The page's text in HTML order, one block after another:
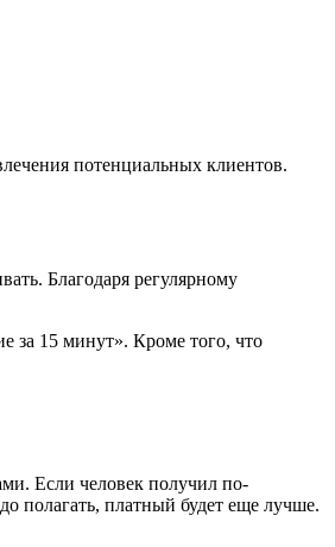
потенциальных клиентов.
Благодаря регулярному
за 15 минут». Кроме того, что
Если человек получил по-
полагать, платный будет еще лучше.